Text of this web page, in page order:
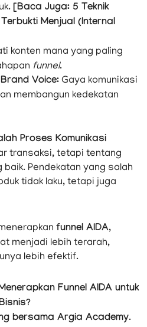
[Baca Juga: 5 Teknik
Menjual (Internal
konten mana yang paling
funnel.
Voice: Gaya komunikasi
membangun kedekatan
Proses Komunikasi
transaksi, tetapi tentang
baik. Pendekatan yang salah
tidak laku, tetapi juga
funnel AIDA,
menjadi lebih terarah,
lebih efektif.
Funnel AIDA untuk
bersama Argia Academy.